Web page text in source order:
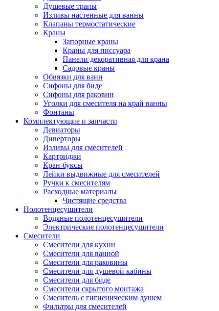
Душевые трапы
Изливы настенные для ванны
Клапаны термостатические
Краны
Запорные краны
Краны для писсуара
Панели декоративная для крана
Садовые краны
Обвязки для ванн
Сифоны для биде
Сифоны для раковин
Уголки для смесителя на край ванны
Фонтаны
Комплектующие и запчасти
Девиаторы
Диверторы
Изливы для смесителей
Картриджи
Кран-буксы
Лейки выдвижные для смесителей
Ручки к смесителям
Расходные материалы
Чистящие средства
Полотенцесушители
Водяные полотенцесушители
Электрические полотенцесушители
Смесители
Смесители для кухни
Смесители для ванной
Смесители для раковины
Смесители для душевой кабины
Смесители для биде
Смесители скрытого монтажа
Смеситель с гигиеническим душем
Фильтры для смесителей